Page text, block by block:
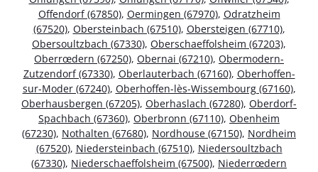
Offendorf (67850), Oermingen (67970), Odratzheim
(67520), Obersteinbach (67510), Obersteigen (67710),
Obersoultzbach (67330), Oberschaeffolsheim (67203),
Oberrœdern (67250), Obernai (67210), Obermodern-
Zutzendorf (67330), Oberlauterbach (67160), Oberhoffen-
sur-Moder (67240), Oberhoffen-lès-Wissembourg (67160),
Oberhausbergen (67205), Oberhaslach (67280), Oberdorf-
Spachbach (67360), Oberbronn (67110), Obenheim
(67230), Nothalten (67680), Nordhouse (67150), Nordheim
(67520), Niedersteinbach (67510), Niedersoultzbach
(67330), Niederschaeffolsheim (67500), Niederrœdern